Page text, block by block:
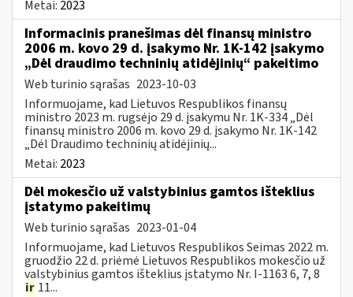
Metai: 2023
Informacinis pranešimas dėl finansų ministro
2006 m. kovo 29 d. įsakymo Nr. 1K-142 įsakymo
„Dėl draudimo techninių atidėjinių“ pakeitimo
Web turinio sąrašas 2023-10-03
Informuojame, kad Lietuvos Respublikos finansų
ministro 2023 m. rugsėjo 29 d. įsakymu Nr. 1K-334 „Dėl
finansų ministro 2006 m. kovo 29 d. įsakymo Nr. 1K-142
„Dėl Draudimo techninių atidėjinių...
Metai: 2023
Dėl mokesčio už valstybinius gamtos išteklius
įstatymo pakeitimų
Web turinio sąrašas 2023-01-04
Informuojame, kad Lietuvos Respublikos Seimas 2022 m.
gruodžio 22 d. priėmė Lietuvos Respublikos mokesčio už
valstybinius gamtos išteklius įstatymo Nr. I-1163 6, 7, 8
ir 11...